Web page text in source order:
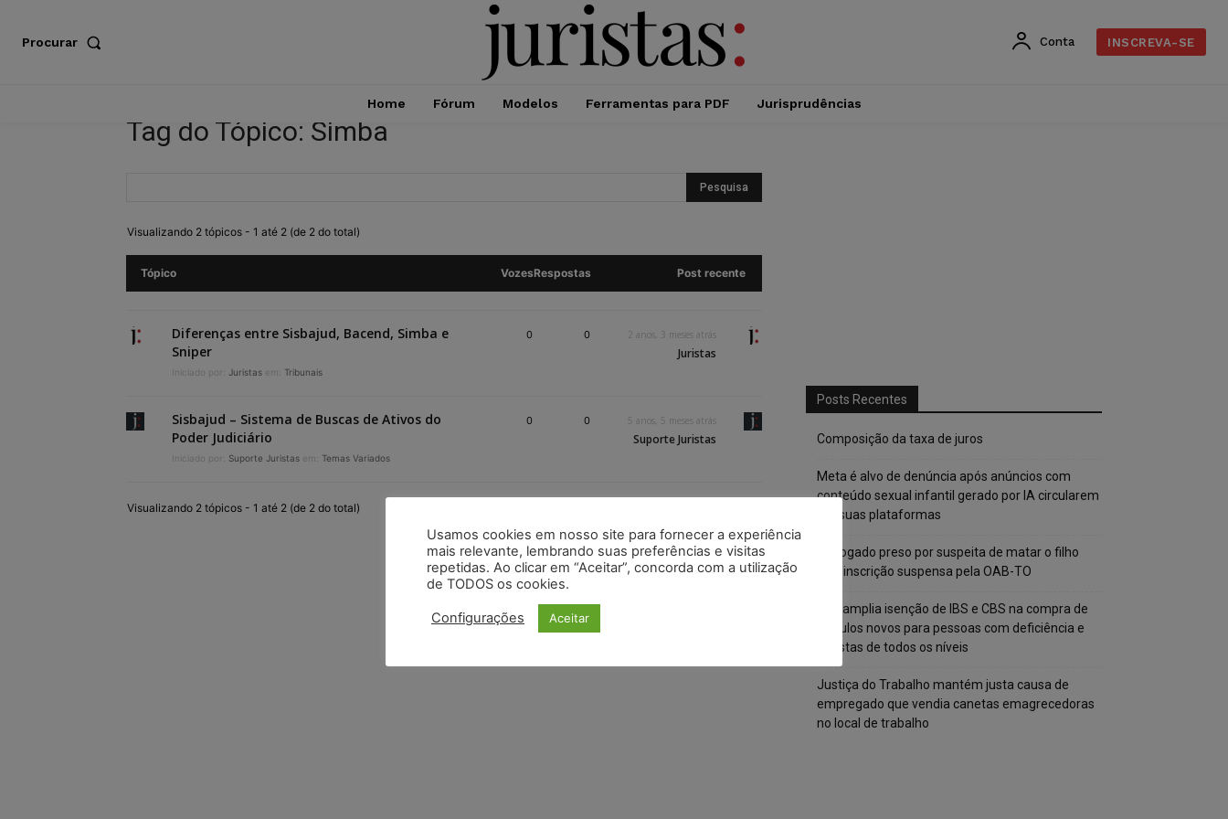
Procurar Conta INSCREVA-SE
Home Fórum Modelos Ferramentas para PDF Jurisprudências
Tag do Tópico: Simba
Visualizando 2 tópicos - 1 até 2 (de 2 do total)
Tópico VozesRespostas Post recente
Diferenças entre Sisbajud, Bacend, Simba e
Sniper
Iniciado por: Juristas em: Tribunais
0 0 2 anos, 3 meses atrás
Juristas
Sisbajud – Sistema de Buscas de Ativos do
Poder Judiciário
Iniciado por: Suporte Juristas em: Temas Variados
0 0 5 anos, 5 meses atrás
Suporte Juristas
Visualizando 2 tópicos - 1 até 2 (de 2 do total)
Posts Recentes
Composição da taxa de juros
Meta é alvo de denúncia após anúncios com
conteúdo sexual infantil gerado por IA circularem
em suas plataformas
Advogado preso por suspeita de matar o filho
tem inscrição suspensa pela OAB-TO
STF amplia isenção de IBS e CBS na compra de
veículos novos para pessoas com deficiência e
autistas de todos os níveis
Justiça do Trabalho mantém justa causa de
empregado que vendia canetas emagrecedoras
no local de trabalho
Usamos cookies em nosso site para fornecer a experiência
mais relevante, lembrando suas preferências e visitas
repetidas. Ao clicar em “Aceitar”, concorda com a utilização
de TODOS os cookies.
Configurações Aceitar